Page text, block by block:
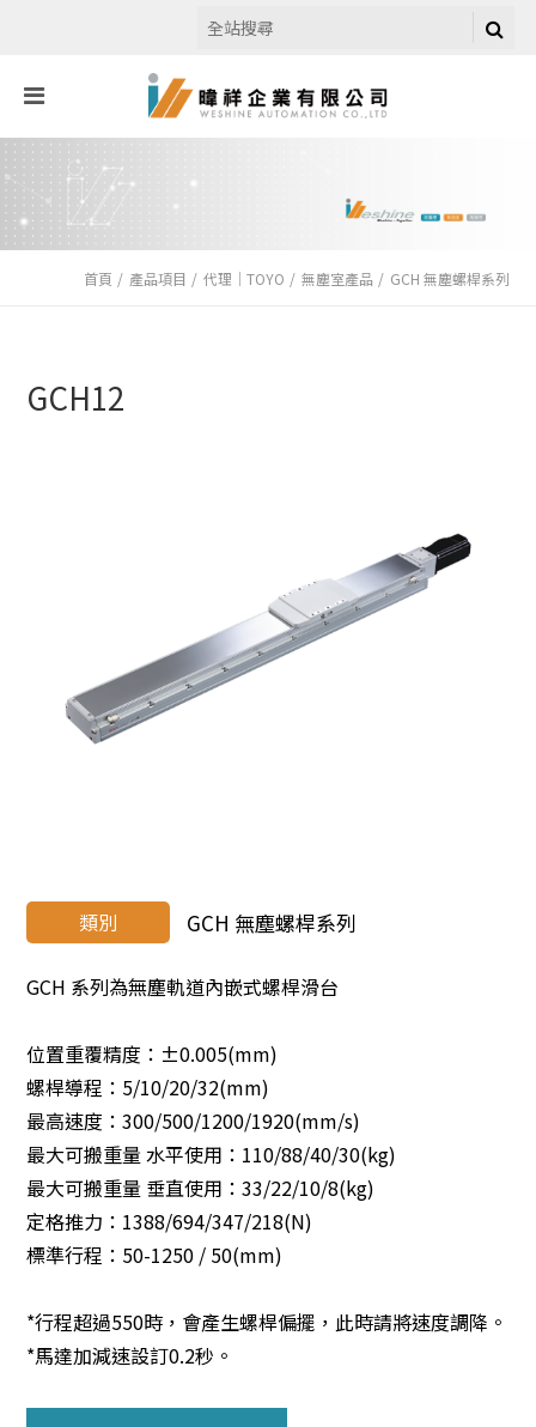
首頁 產品項目 代理｜TOYO 無塵室產品 GCH 無塵螺桿系列
GCH12
類別 GCH 無塵螺桿系列
GCH 系列為無塵軌道內嵌式螺桿滑台
位置重覆精度：±0.005(mm)
螺桿導程：5/10/20/32(mm)
最高速度：300/500/1200/1920(mm/s)
最大可搬重量 水平使用：110/88/40/30(kg)
最大可搬重量 垂直使用：33/22/10/8(kg)
定格推力：1388/694/347/218(N)
標準行程：50-1250 / 50(mm)
*行程超過550時，會產生螺桿偏擺，此時請將速度調降。
*馬達加減速設訂0.2秒。